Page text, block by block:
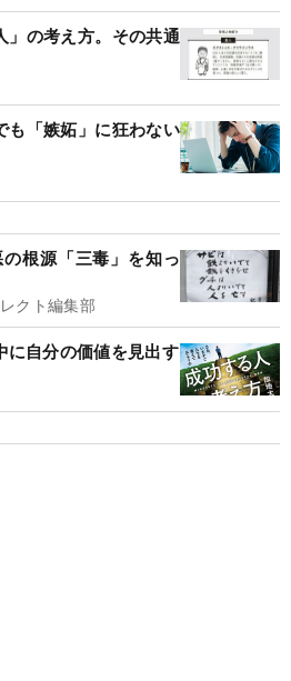
」の考え方。その共通
も「嫉妬」に狂わない
の根源「三毒」を知っ
クト編集部
に自分の価値を見出す